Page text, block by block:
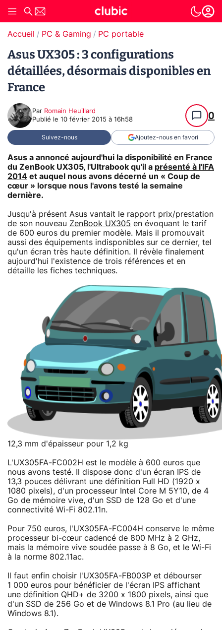
Accueil PC & Gaming PC portable
Asus UX305 : 3 configurations
détaillées, désormais disponibles en
France
Par Romain Heuillard
Publié le 10 février 2015 à 16h58 0
Suivez-nous Ajoutez-nous en favori
Asus a annoncé aujourd'hui la disponibilité en France
du ZenBook UX305, l'Ultrabook qu'il a présenté à l'IFA
2014 et auquel nous avons décerné un « Coup de
cœur » lorsque nous l'avons testé la semaine
dernière.
Jusqu'à présent Asus vantait le rapport prix/prestation
de son nouveau ZenBook UX305 en évoquant le tarif
de 600 euros du premier modèle. Mais il promouvait
aussi des équipements indisponibles sur ce dernier, tel
qu'un écran très haute définition. Il révèle finalement
aujourd'hui l'existence de trois références et en
détaille les fiches techniques.
12,3 mm d'épaisseur pour 1,2 kg
L'UX305FA-FC002H est le modèle à 600 euros que
nous avons testé. Il dispose donc d'un écran IPS de
13,3 pouces délivrant une définition Full HD (1920 x
1080 pixels), d'un processeur Intel Core M 5Y10, de 4
Go de mémoire vive, d'un SSD de 128 Go et d'une
connectivité Wi-Fi 802.11n.
Pour 750 euros, l'UX305FA-FC004H conserve le même
processeur bi-cœur cadencé de 800 MHz à 2 GHz,
mais la mémoire vive soudée passe à 8 Go, et le Wi-Fi
à la norme 802.11ac.
Il faut enfin choisir l'UX305FA-FB003P et débourser
1 000 euros pour bénéficier de l'écran IPS affichant
une définition QHD+ de 3200 x 1800 pixels, ainsi que
d'un SSD de 256 Go et de Windows 8.1 Pro (au lieu de
Windows 8.1).